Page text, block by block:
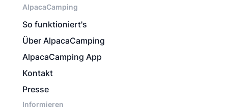
AlpacaCamping
So funktioniert's
Über AlpacaCamping
AlpacaCamping App
Kontakt
Presse
Informieren